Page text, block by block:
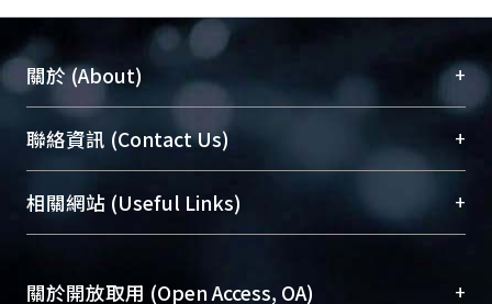
關於 (About) +
臺大位居世界頂尖大學之列，為永久珍藏及向國際
展現本校豐碩的研究成果及學術能量，圖書館整合
機構典藏（NTUR）與學術庫（AH）不同功能平
台，成為臺大學術典藏NTU scholars。期能整合研
成果。
聯絡資訊 (Contact Us) +
總館學科館員(Main Library)
醫學圖書館學科館員(Medical Library)
Sciences Library)
相關網站 (Useful Links) +
關於開放取用 (Open Access, OA) +